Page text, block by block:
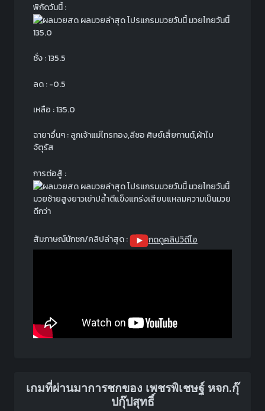
พิกัดวันนี้ :
135.0
ชั่ง : 135.5
ลด : -0.5
เหลือ : 135.0
ฉายาอื่นๆ : ลูกเจ้าแม่ไทรทอง,ลีซอ ศิษย์เสี่ยกานต์,ผ้าใบ
จัตุรัส
การต่อสู้ :
มวยซ้ายสูงยาวเข่าปล้ำตีแข็งแกร่งเสียบแหลมความเป็นมวย
ดีกว่า
สัมภาษณ์นักชก/คลิปล่าสุด : กดดูคลิปวิดีโอ
เกมที่ผ่านมาการชกของ เพชรพิเชษฐ์ หจก.กุ๊
ปกุ๊ปสุทธิ์